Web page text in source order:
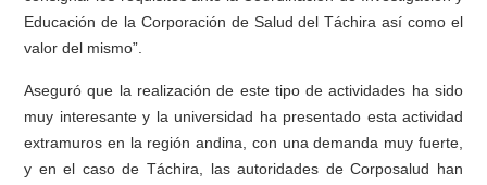
Educación de la Corporación de Salud del Táchira así como el
valor del mismo”.
Aseguró que la realización de este tipo de actividades ha sido
muy interesante y la universidad ha presentado esta actividad
extramuros en la región andina, con una demanda muy fuerte,
y en el caso de Táchira, las autoridades de Corposalud han